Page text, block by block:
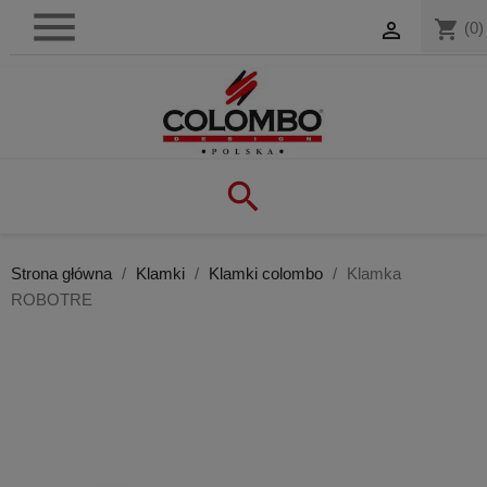
shopping_cart (0)



Strona główna Klamki Klamki colombo
Klamka
ROBOTRE